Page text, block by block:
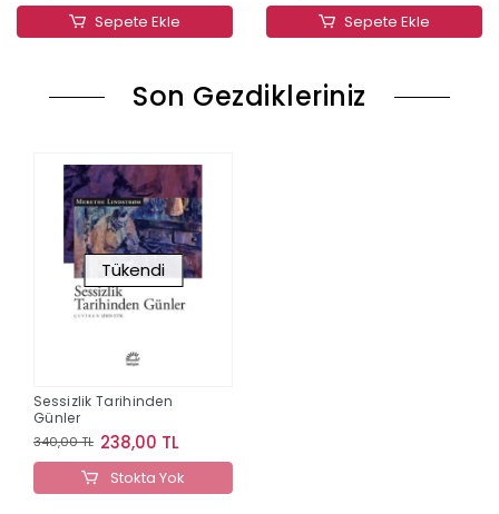
Sepete Ekle Sepete Ekle
Son Gezdikleriniz
Tükendi
Sessizlik Tarihinden
Günler
340,00 TL 238,00 TL
Stokta Yok